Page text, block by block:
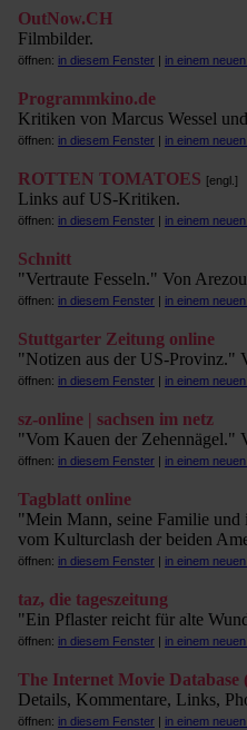
OutNow.CH
Filmbilder.
öffnen: in diesem Fenster | in einem
Programmkino.de
Kritiken von Marcus Wessel
öffnen: in diesem Fenster | in einem
ROTTEN TOMATOES [engl.]
Links auf US-Kritiken.
öffnen: in diesem Fenster | in einem
Schnitt
"Vertraute Fesseln." Von
öffnen: in diesem Fenster | in einem
Stuttgarter Zeitung online
"Notizen aus der US-Provinz."
öffnen: in diesem Fenster | in einem
sz-online | sachsen im netz
"Vom Kauen der Zehennägel."
öffnen: in diesem Fenster | in einem
Tagblatt online
"Mein Mann, seine Familie und
vom Kulturclash der beiden
öffnen: in diesem Fenster | in einem
taz, die tageszeitung
"Ein Pflaster reicht für alte
öffnen: in diesem Fenster | in einem
The Internet Movie
Details, Kommentare, Links,
öffnen: in diesem Fenster | in einem